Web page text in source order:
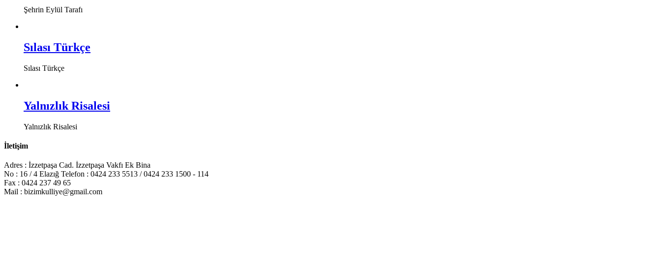
Şehrin Eylül Tarafı
Sılası Türkçe
Sılası Türkçe
Yalnızlık Risalesi
Yalnızlık Risalesi
İletişim
Adres : İzzetpaşa Cad. İzzetpaşa Vakfı Ek Bina
No : 16 / 4 Elazığ Telefon : 0424 233 5513 / 0424 233 1500 - 114
Fax : 0424 237 49 65
Mail : bizimkulliye@gmail.com